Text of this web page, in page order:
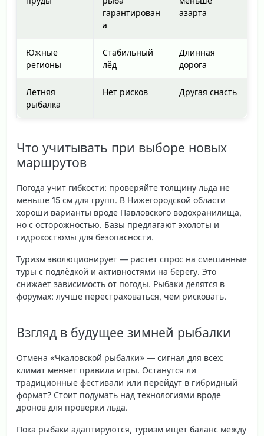
гарантирован
а
азарта
Южные
регионы
Стабильный
лёд
Длинная
дорога
Летняя
рыбалка
Нет рисков Другая снасть
Что учитывать при выборе новых
маршрутов
Погода учит гибкости: проверяйте толщину льда не
меньше 15 см для групп. В Нижегородской области
хороши варианты вроде Павловского водохранилища,
но с осторожностью. Базы предлагают эхолоты и
гидрокостюмы для безопасности.
Туризм эволюционирует — растёт спрос на смешанные
туры с подлёдкой и активностями на берегу. Это
снижает зависимость от погоды. Рыбаки делятся в
форумах: лучше перестраховаться, чем рисковать.
Взгляд в будущее зимней рыбалки
Отмена «Чкаловской рыбалки» — сигнал для всех:
климат меняет правила игры. Останутся ли
традиционные фестивали или перейдут в гибридный
формат? Стоит подумать над технологиями вроде
дронов для проверки льда.
Пока рыбаки адаптируются, туризм ищет баланс между